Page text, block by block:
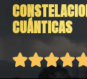
CUÁNTICAS
